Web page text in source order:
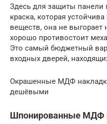
Здесь для защиты панели
краска, которая
веществ, она не выгорает
хорошо противостоит
Это самый бюджетный
входных дверей,
Окрашенные МДФ
дешёвыми
Шпонированные МДФ